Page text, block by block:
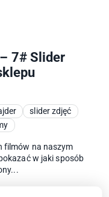
7# Slider
slider zdjęć
filmów na naszym
w jaki sposób